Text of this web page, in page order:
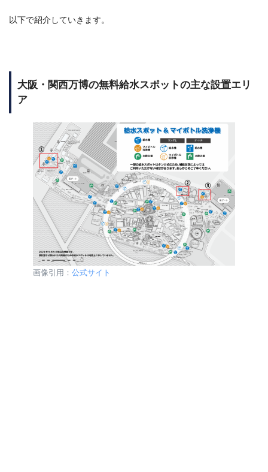
以下で紹介していきます。
大阪・関西万博の無料給水スポットの主な設置エリ
ア
画像引用： 公式サイト